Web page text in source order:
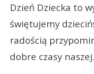
Dzień Dziecka to
świętujemy
radością
dobre czasy naszej